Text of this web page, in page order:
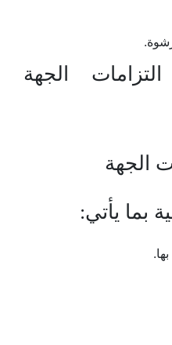
الجهة
بما يأتي: